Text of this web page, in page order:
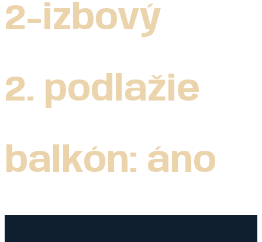
2-izbový
2. podlažie
balkón: áno